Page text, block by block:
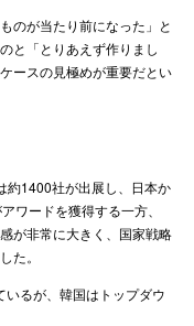
のが当たり前になった」と
と「とりあえず作りまし
ースの見極めが重要だとい
約1400社が出展し、日本か
ワードを獲得する一方、
が非常に大きく、国家戦略
た。
るが、韓国はトップダウ